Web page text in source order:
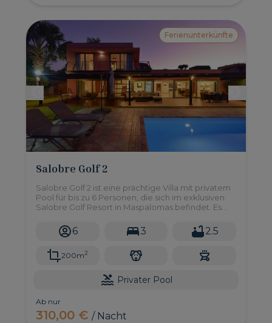
Ferienunterkünfte
Salobre Golf 2
Salobre Golf 2 ist eine prächtige Villa mit privatem
Pool für bis zu 6 Personen, die sich im exklusiven
Salobre Golf Resort in Maspalomas befindet. Es
und alles, was Sie für ein unschlagbares
Urlaubserlebnis brauchen.
6 3 2.5
200m2
Privater Pool
Ab nur
310,00 €/ Nacht